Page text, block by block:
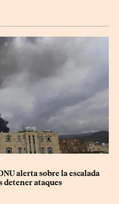
alerta sobre la escalada
detener ataques